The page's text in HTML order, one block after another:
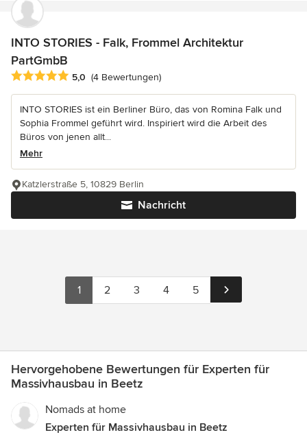
INTO STORIES - Falk, Frommel Architektur
PartGmbB
Durchschnittliche Bewertung: 5 von 5 Sternen
5,0 (4 Bewertungen)
INTO STORIES ist ein Berliner Büro, das von Romina Falk und
Sophia Frommel geführt wird. Inspiriert wird die Arbeit des
Büros von jenen allt...
Mehr
Nachricht
Katzlerstraße 5, 10829 Berlin
1 2 3 4 5
Hervorgehobene Bewertungen für Experten für
Massivhausbau in Beetz
Nomads at home
Experten für Massivhausbau in Beetz